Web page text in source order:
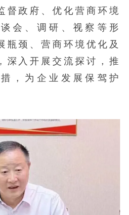
督政府、优化营商环境
会、调研、视察等形
瓶颈、营商环境优化及
深入开展交流探讨，推
，为企业发展保驾护